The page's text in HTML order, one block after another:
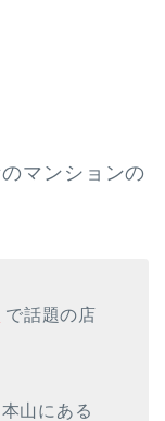
マンションの
で話題の店
山にある